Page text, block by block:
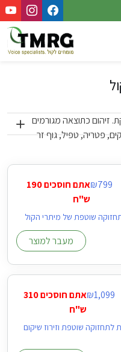
זיהום כתוצאה מגורמים
פטריה, טפיל, גוף זר
₪799
אתם חוסכים 190
ש"ח
מעבר למוצר
₪1,099
אתם חוסכים 310
ש"ח
שוטפת וזירוז שיקום